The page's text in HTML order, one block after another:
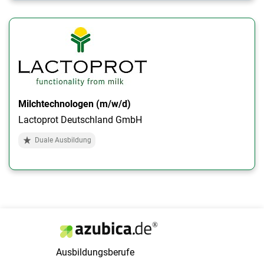
Milchtechnologen (m/w/d)
Lactoprot Deutschland GmbH
Duale Ausbildung
Ausbildungsberufe